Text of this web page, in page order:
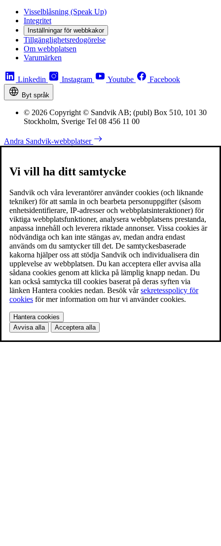
Visselblåsning (Speak Up)
Integritet
Inställningar för webbkakor
Tillgänglighetsredogörelse
Om webbplatsen
Varumärken
Linkedin Instagram Youtube Facebook
Byt språk
© 2026 Copyright © Sandvik AB; (publ) Box 510, 101 30
Stockholm, Sverige Tel 08 456 11 00
Andra Sandvik-webbplatser
Vi vill ha ditt samtycke
Sandvik och våra leverantörer använder cookies (och liknande
tekniker) för att samla in och bearbeta personuppgifter (såsom
enhetsidentifierare, IP-adresser och webbplatsinteraktioner) för
viktiga webbplatsfunktioner, analysera webbplatsens prestanda,
anpassa innehåll och leverera riktade annonser. Vissa cookies är
nödvändiga och kan inte stängas av, medan andra endast
används om du samtycker till det. De samtyckesbaserade
kakorna hjälper oss att stödja Sandvik och individualisera din
upplevelse av webbplatsen. Du kan acceptera eller avvisa alla
sådana cookies genom att klicka på lämplig knapp nedan. Du
kan också samtycka till cookies baserat på deras syften via
länken Hantera cookies nedan. Besök vårsekretesspolicy för
cookies för mer information om hur vi använder cookies.
Hantera cookies
Avvisa alla
Acceptera alla